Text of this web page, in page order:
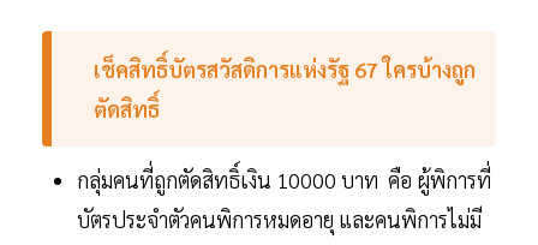
เช็คสิทธิ์บัตรสวัสดิการแห่งรัฐ 67 ใครบ้างถูก
ตัดสิทธิ์
กลุ่มคนที่ถูกตัดสิทธิ์เงิน 10000 บาท คือ ผู้พิการที่
บัตรประจำตัวคนพิการหมดอายุ และคนพิการไม่มี